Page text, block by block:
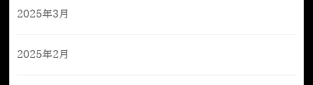
2025年3月
2025年2月